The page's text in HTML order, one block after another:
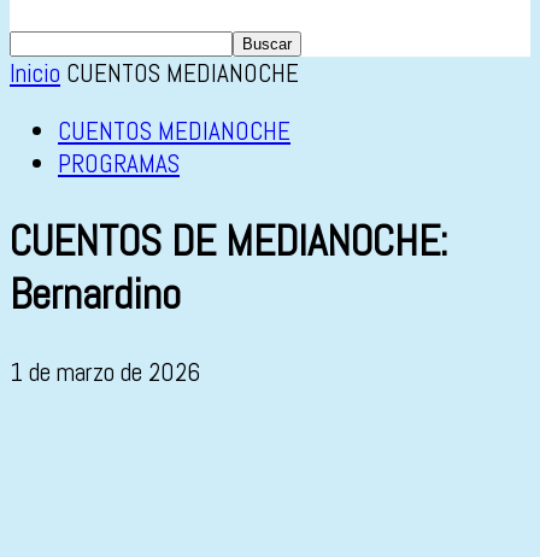
Inicio CUENTOS MEDIANOCHE
CUENTOS MEDIANOCHE
PROGRAMAS
CUENTOS DE MEDIANOCHE:
Bernardino
1 de marzo de 2026